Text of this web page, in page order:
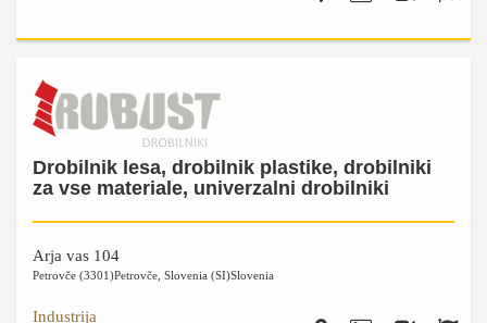
Drobilnik lesa, drobilnik plastike, drobilniki
za vse materiale, univerzalni drobilniki
Arja vas 104
Petrovče (3301)Petrovče Slovenia (SI)Slovenia
Industrija